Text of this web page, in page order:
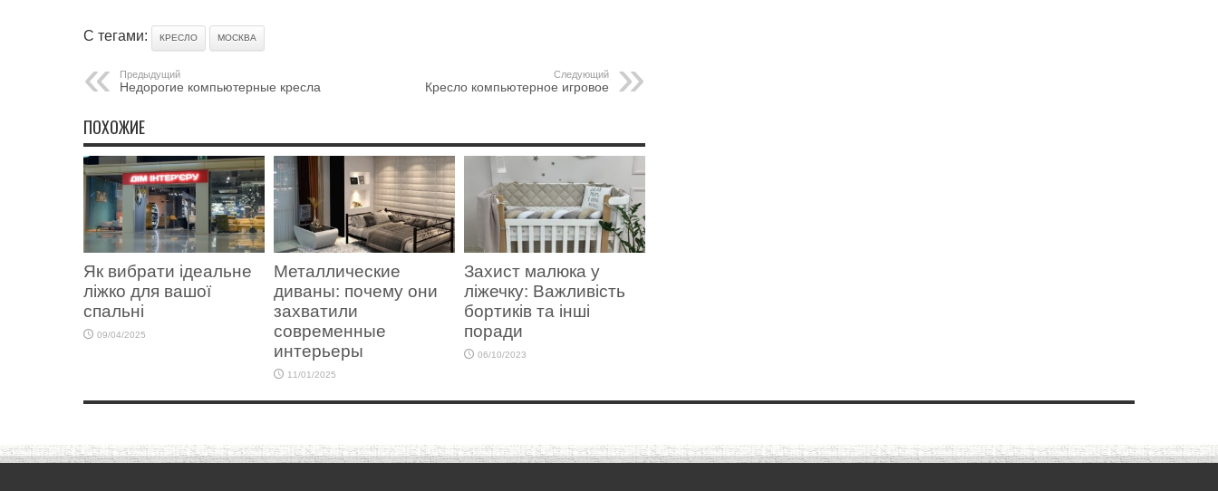
С тегами: КРЕСЛО МОСКВА
Предыдущий
Недорогие компьютерные кресла
Следующий
Кресло компьютерное игровое
ПОХОЖИЕ
Як вибрати ідеальне
ліжко для вашої
спальні
09/04/2025
Металлические
диваны: почему они
захватили
современные
интерьеры
11/01/2025
Захист малюка у
ліжечку: Важливість
бортиків та інші
поради
06/10/2023